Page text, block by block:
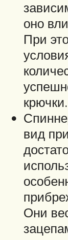
оно
При
крючки.
вид
Они